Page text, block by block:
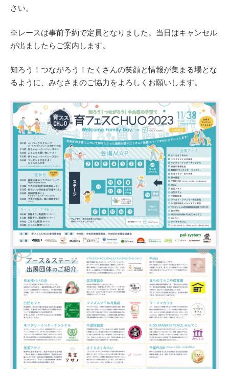
さい。
※レースは事前予約で定員となりました。当日はキャンセル
が出ましたらご案内します。
知ろう！つながろう！たくさんの笑顔と情報が集まる場とな
るように、みなさまのご協力をよろしくお願いします。